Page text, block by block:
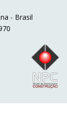
- Brasil